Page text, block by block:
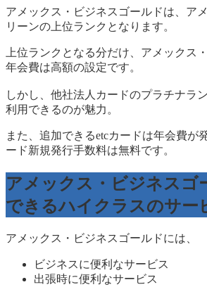
アメックス・ビジネスゴールドは、ア
リーンの上位ランクとなります。
上位ランクとなる分だけ、アメックス
年会費は高額の設定です。
しかし、他社法人カードのプラチナラ
利用できるのが魅力。
また、追加できるetcカードは年会費が
ード新規発行手数料は無料です。
アメックス・ビジネスゴ
できるハイクラスのサー
アメックス・ビジネスゴールドには、
ビジネスに便利なサービス
出張時に便利なサービス